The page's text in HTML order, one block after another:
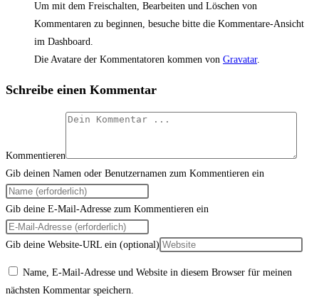
Um mit dem Freischalten, Bearbeiten und Löschen von
Kommentaren zu beginnen, besuche bitte die Kommentare-Ansicht
im Dashboard.
Die Avatare der Kommentatoren kommen von Gravatar.
Schreibe einen Kommentar
Kommentieren
Gib deinen Namen oder Benutzernamen zum Kommentieren ein
Gib deine E-Mail-Adresse zum Kommentieren ein
Gib deine Website-URL ein (optional)
Name, E-Mail-Adresse und Website in diesem Browser für meinen
nächsten Kommentar speichern.